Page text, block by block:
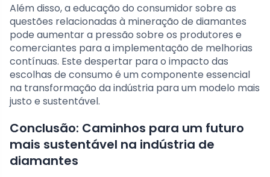
Além disso, a educação do consumidor sobre as
questões relacionadas à mineração de diamantes
pode aumentar a pressão sobre os produtores e
comerciantes para a implementação de melhorias
contínuas. Este despertar para o impacto das
escolhas de consumo é um componente essencial
na transformação da indústria para um modelo mais
justo e sustentável.
Conclusão: Caminhos para um futuro
mais sustentável na indústria de
diamantes